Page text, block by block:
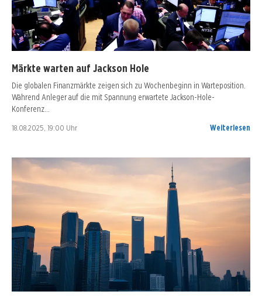
Märkte warten auf Jackson Hole
Die globalen Finanzmärkte zeigen sich zu Wochenbeginn in Warteposition.
Während Anleger auf die mit Spannung erwartete Jackson-Hole-
Konferenz…
18.08.2025, 19:00 Uhr Weiterlesen